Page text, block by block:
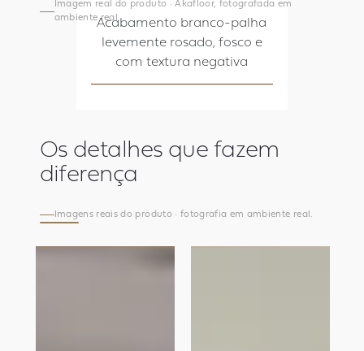
Imagem real do produto · Akafloor, fotografada em
ambiente real.Acabamento branco-palha
levemente rosado, fosco e
com textura negativa
Os detalhes que fazem
diferença
Imagens reais do produto · fotografia em ambiente real.